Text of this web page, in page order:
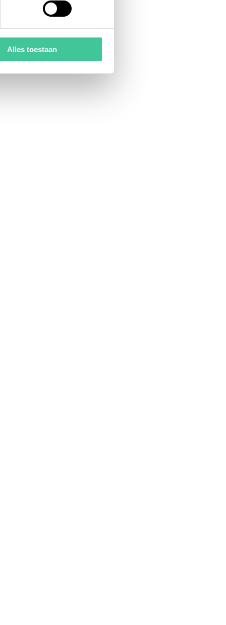
Alles toestaan